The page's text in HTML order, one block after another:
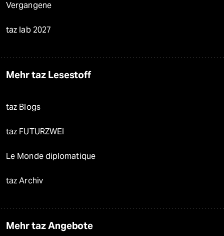
Vergangene
taz lab 2027
Mehr taz Lesestoff
taz Blogs
taz FUTURZWEI
Le Monde diplomatique
taz Archiv
Mehr taz Angebote